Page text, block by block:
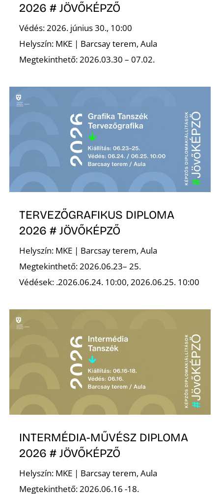
2026 # JÖVŐKÉPZŐ
Védés: 2026. június 30., 10:00
Helyszín: MKE | Barcsay terem, Aula
Megtekinthető: 2026.03.30 – 07.02.
TERVEZŐGRAFIKUS DIPLOMA
2026 # JÖVŐKÉPZŐ
Helyszín: MKE | Barcsay terem, Aula
Megtekinthető: 2026.06.23– 25.
Védések: .2026.06.24. 10:00, 2026.06.25. 10:00
INTERMÉDIA-MŰVÉSZ DIPLOMA
2026 # JÖVŐKÉPZŐ
Helyszín: MKE | Barcsay terem, Aula
Megtekinthető: 2026.06.16 -18.